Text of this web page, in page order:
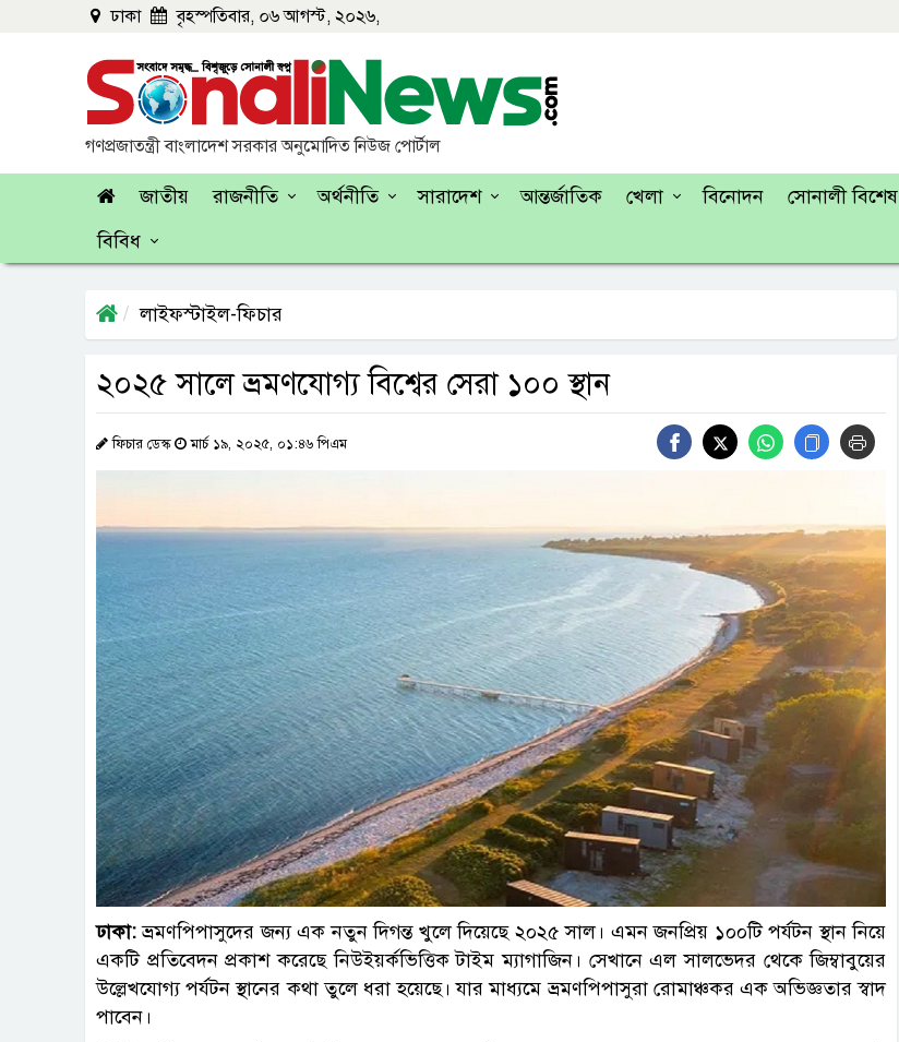
ঢাকা বৃহস্পতিবার, ০৬ আগস্ট, ২০২৬,
গণপ্রজাতন্ত্রী বাংলাদেশ সরকার অনুমোদিত নিউজ পোর্টাল
জাতীয় রাজনীতি অর্থনীতি সারাদেশ আন্তর্জাতিক খেলা বিনোদন সোনালী বিশেষ
বিবিধ
লাইফস্টাইল-ফিচার
২০২৫ সালে ভ্রমণযোগ্য বিশ্বের সেরা ১০০ স্থান
ফিচার ডেস্ক মার্চ ১৯, ২০২৫, ০১:৪৬ পিএম
ঢাকা:ভ্রমণপিপাসুদের জন্য এক নতুন দিগন্ত খুলে দিয়েছে ২০২৫ সাল। এমন জনপ্রিয় ১০০টি পর্যটন স্থান নিয়ে
একটি প্রতিবেদন প্রকাশ করেছে নিউইয়র্কভিত্তিক টাইম ম্যাগাজিন। সেখানে এল সালভেদর থেকে জিম্বাবুয়ের
উল্লেখযোগ্য পর্যটন স্থানের কথা তুলে ধরা হয়েছে। যার মাধ্যমে ভ্রমণপিপাসুরা রোমাঞ্চকর এক অভিজ্ঞতার স্বাদ
পাবেন।